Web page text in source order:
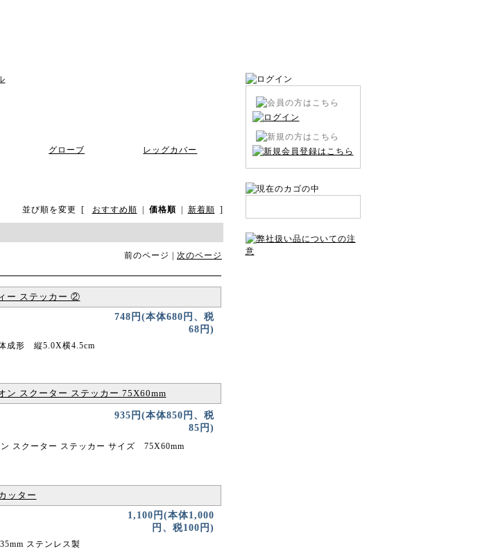
グローブ レッグカバー
並び順を変更 [ おすすめ順 価格順 新着順 ]
前のページ | 次のページ
ー ステッカー ②
748円(本体680円、税
68円)
成形 縦5.0X横4.5cm
ン スクーター ステッカー 75X60mm
935円(本体850円、税
85円)
ン スクーター ステッカー サイズ 75X60mm
ッター
1,100円(本体1,000
円、税100円)
ステンレス製